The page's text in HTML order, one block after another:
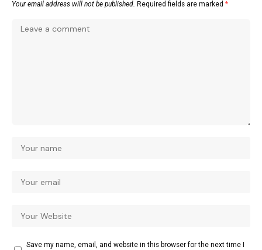
Your email address will not be published. Required fields are marked *
Save my name, email, and website in this browser for the next time I